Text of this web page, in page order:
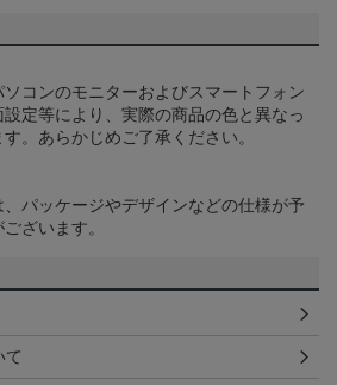
コンのモニターおよびスマートフォン
定等により、実際の商品の色と異なっ
。あらかじめご了承ください。
パッケージやデザインなどの仕様が予
ざいます。
て